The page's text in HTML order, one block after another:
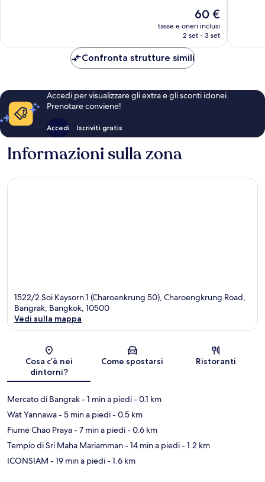
Il
prezzo
attuale
60 €
60 €
tasse e oneri inclusi
2 set - 3 set
Confronta strutture simili
Accedi per visualizzare gli extra e gli sconti idonei.
Prenotare conviene!
Accedi Iscriviti gratis
Informazioni sulla zona
1522/2 Soi Kaysorn 1 (Charoenkrung 50), Charoengkrung Road,
Bangrak, Bangkok, 10500
Vedi sulla mappa
Cosa c’è nei
dintorni?
Come spostarsi Ristoranti
Mercato di Bangrak- 1 min a piedi- 0.1 km
Wat Yannawa- 5 min a piedi- 0.5 km
Fiume Chao Praya- 7 min a piedi- 0.6 km
Tempio di Sri Maha Mariamman- 14 min a piedi- 1.2 km
ICONSIAM - 19 min a piedi- 1.6 km